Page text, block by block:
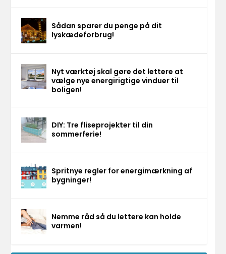
Sådan sparer du penge på dit
lyskædeforbrug!
Nyt værktøj skal gøre det lettere at
vælge nye energirigtige vinduer til
boligen!
DIY: Tre fliseprojekter til din
sommerferie!
Spritnye regler for energimærkning af
bygninger!
Nemme råd så du lettere kan holde
varmen!